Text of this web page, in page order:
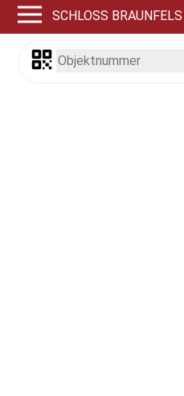
SCHLOSS BRAUNFELS